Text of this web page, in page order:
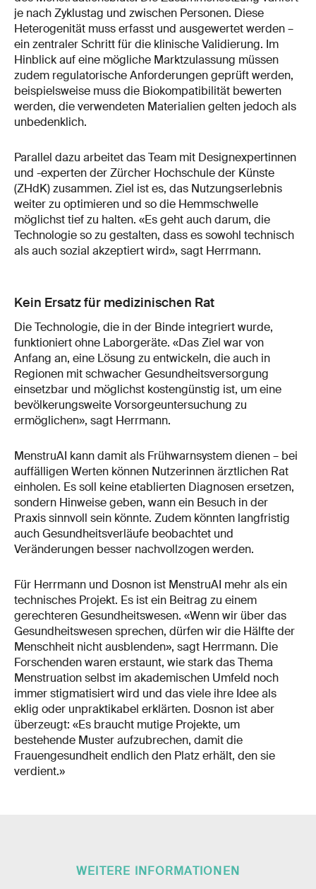
je nach Zyklustag und zwischen Personen. Diese
Heterogenität muss erfasst und ausgewertet werden –
ein zentraler Schritt für die klinische Validierung. Im
Hinblick auf eine mögliche Marktzulassung müssen
zudem regulatorische Anforderungen geprüft werden,
beispielsweise muss die Biokompatibilität bewerten
werden, die verwendeten Materialien gelten jedoch als
unbedenklich.
Parallel dazu arbeitet das Team mit Designexpertinnen
und -experten der Zürcher Hochschule der Künste
(ZHdK) zusammen. Ziel ist es, das Nutzungserlebnis
weiter zu optimieren und so die Hemmschwelle
möglichst tief zu halten. «Es geht auch darum, die
Technologie so zu gestalten, dass es sowohl technisch
als auch sozial akzeptiert wird», sagt Herrmann.
Kein Ersatz für medizinischen Rat
Die Technologie, die in der Binde integriert wurde,
funktioniert ohne Laborgeräte. «Das Ziel war von
Anfang an, eine Lösung zu entwickeln, die auch in
Regionen mit schwacher Gesundheitsversorgung
einsetzbar und möglichst kostengünstig ist, um eine
bevölkerungsweite Vorsorgeuntersuchung zu
ermöglichen», sagt Herrmann.
MenstruAI kann damit als Frühwarnsystem dienen – bei
auffälligen Werten können Nutzerinnen ärztlichen Rat
einholen. Es soll keine etablierten Diagnosen ersetzen,
sondern Hinweise geben, wann ein Besuch in der
Praxis sinnvoll sein könnte. Zudem könnten langfristig
auch Gesundheitsverläufe beobachtet und
Veränderungen besser nachvollzogen werden.
Für Herrmann und Dosnon ist MenstruAI mehr als ein
technisches Projekt. Es ist ein Beitrag zu einem
gerechteren Gesundheitswesen. «Wenn wir über das
Gesundheitswesen sprechen, dürfen wir die Hälfte der
Menschheit nicht ausblenden», sagt Herrmann. Die
Forschenden waren erstaunt, wie stark das Thema
Menstruation selbst im akademischen Umfeld noch
immer stigmatisiert wird und das viele ihre Idee als
eklig oder unpraktikabel erklärten. Dosnon ist aber
überzeugt: «Es braucht mutige Projekte, um
bestehende Muster aufzubrechen, damit die
Frauengesundheit endlich den Platz erhält, den sie
verdient.»
WEITERE INFORMATIONEN